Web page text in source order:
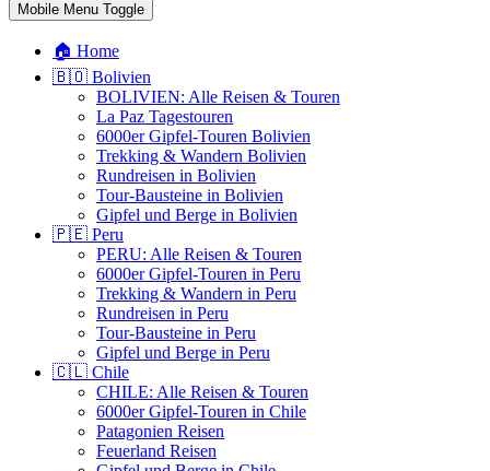
Mobile Menu Toggle
🏠 Home
🇧🇴 Bolivien
BOLIVIEN: Alle Reisen & Touren
La Paz Tagestouren
6000er Gipfel-Touren Bolivien
Trekking & Wandern Bolivien
Rundreisen in Bolivien
Tour-Bausteine in Bolivien
Gipfel und Berge in Bolivien
🇵🇪 Peru
PERU: Alle Reisen & Touren
6000er Gipfel-Touren in Peru
Trekking & Wandern in Peru
Rundreisen in Peru
Tour-Bausteine in Peru
Gipfel und Berge in Peru
🇨🇱 Chile
CHILE: Alle Reisen & Touren
6000er Gipfel-Touren in Chile
Patagonien Reisen
Feuerland Reisen